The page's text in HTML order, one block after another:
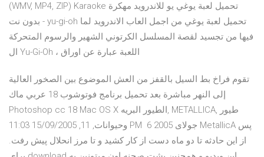
(WMV, MP4, ZIP) Karaoke تحميل لعبة يوغي يو للاندرويد مهكرة
بدون نت - yu-gi-oh تحميل لعبة يوغي من اجمل العاب الاندرويد لما
فيها من تجسيد لقصة المسلسل الكرتوني الشهير والرسوم المتحركة
ال Yu-Gi-Oh ، اللعبة عبارة عن اوراق
تقوم فراخ بط السيل بالقفز من العش الموضوع بين الصخور العالية
إلى النهر مباشرة بعد تحميل برنامج فوتوشوب 18 عربي ماك
Photoshop cc 18 Mac OS X الطيور البريه, METALLICA, طيور
وحيوانات, 11, 15/09/2005 11:03 PM 6 جولای 2005 MetallicA پس
از این حادثه تا دو ماه دست از کار کشید و تا مرز انحلال پیش رفت.